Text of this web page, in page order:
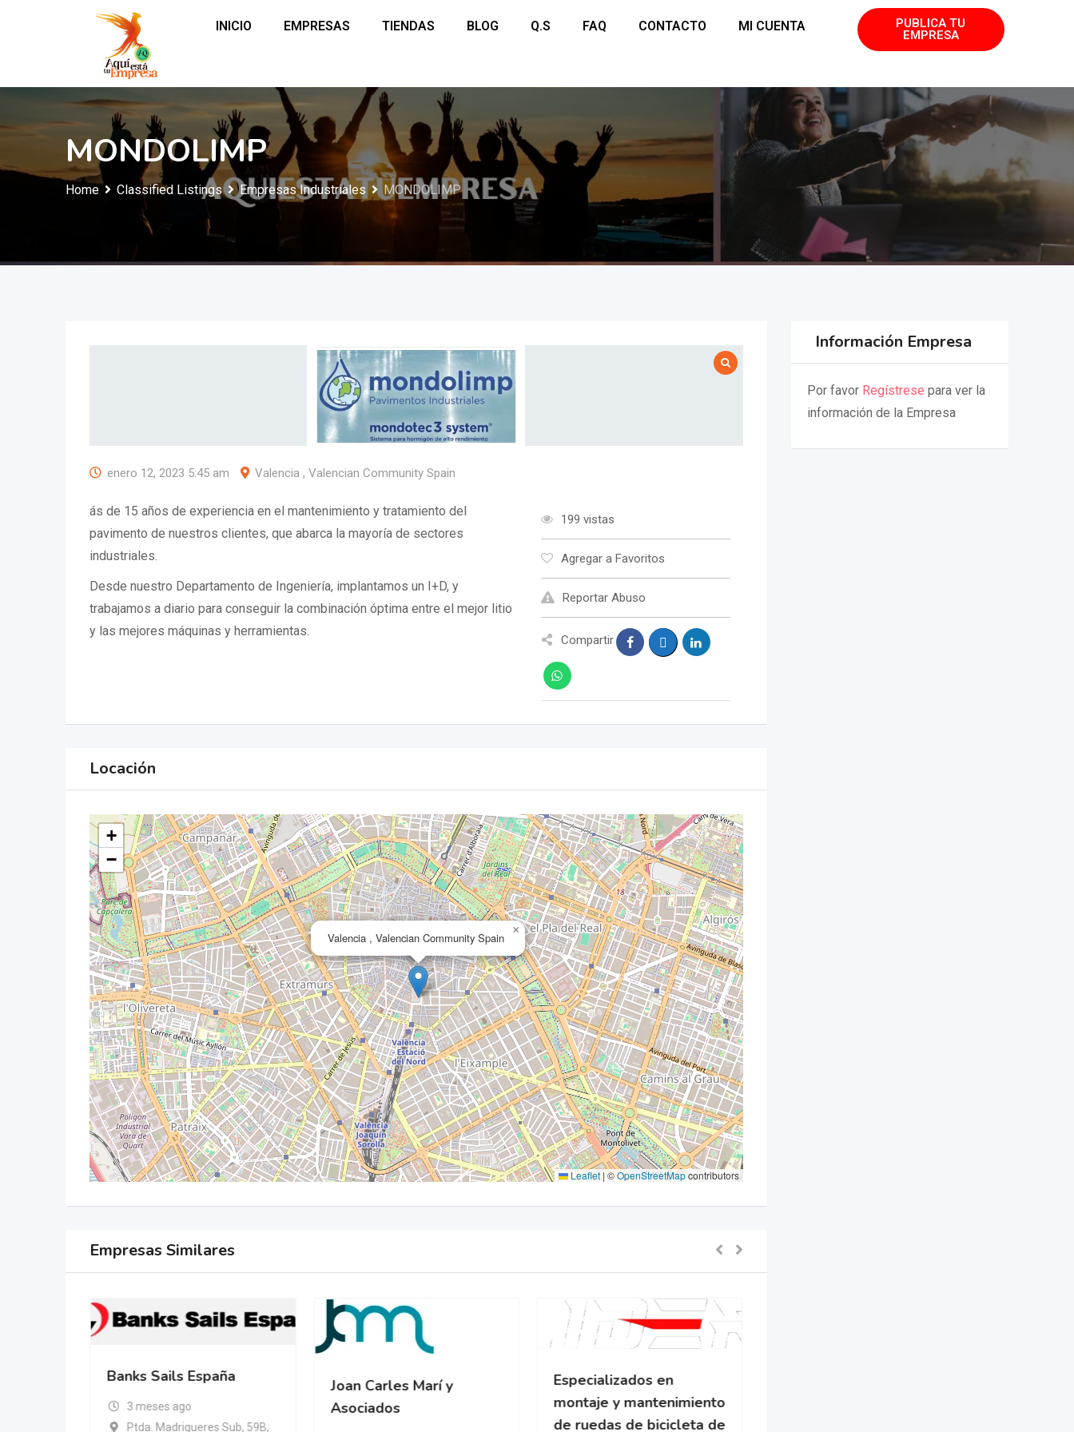
INICIO EMPRESAS TIENDAS BLOG Q.S FAQ CONTACTO MI CUENTA
PUBLICA TU
EMPRESA
MONDOLIMP
Home Classified Listings Empresas Industriales MONDOLIMP
enero 12, 2023 5:45 am Valencia , Valencian Community Spain
ás de 15 años de experiencia en el mantenimiento y tratamiento del
pavimento de nuestros clientes, que abarca la mayoría de sectores
industriales.
Desde nuestro Departamento de Ingeniería, implantamos un I+D, y
trabajamos a diario para conseguir la combinación óptima entre el mejor litio
y las mejores máquinas y herramientas.
199 vistas
Agregar a Favoritos
Reportar Abuso
Compartir
Locación
Valencia , Valencian Community Spain
×
+
−
Leaflet | ©OpenStreetMapcontributors
Empresas Similares
Banks Sails España
3 meses ago
Ptda. Madrigueres Sub, 59B,
Joan Carles Marí y
Asociados
Especializados en
montaje y mantenimiento
de ruedas de bicicleta de
Información Empresa
Por favor Regístrese para ver la
información de la Empresa